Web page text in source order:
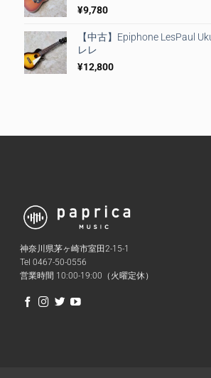
¥9,780
【中古】Epiphone LesPaul
レレ
¥12,800
神奈川県茅ヶ崎市室田2-15-1
Tel 0467-50-0556
営業時間 10:00-19:00（火曜定休）